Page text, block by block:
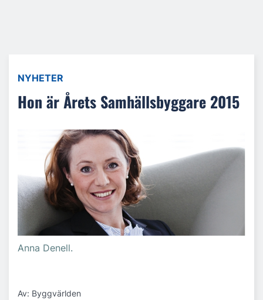
NYHETER
Hon är Årets Samhällsbyggare 2015
Anna Denell.
Av: Byggvärlden